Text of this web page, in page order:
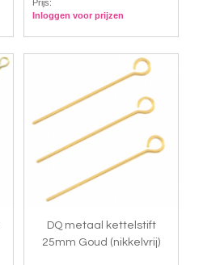
Prijs:
Inloggen voor prijzen
DQ metaal kettelstift
25mm Goud (nikkelvrij)